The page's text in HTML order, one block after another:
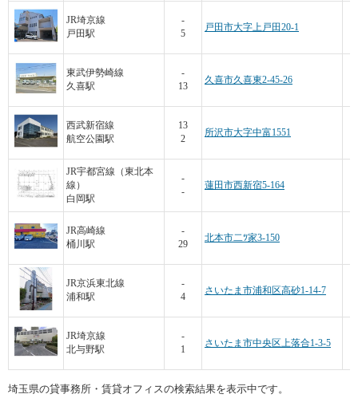
JR埼京線
戸田駅
-
5
戸田市大字上戸田20-1
東武伊勢崎線
久喜駅
-
13
久喜市久喜東2-45-26
西武新宿線
航空公園駅
13
2
所沢市大字中富1551
JR宇都宮線（東北本
線）
白岡駅
-
-
蓮田市西新宿5-164
JR高崎線
桶川駅
-
29
北本市二ﾂ家3-150
JR京浜東北線
浦和駅
-
4
さいたま市浦和区高砂1-14-7
JR埼京線
北与野駅
-
1
さいたま市中央区上落合1-3-5
埼玉県の貸事務所・賃貸オフィスの検索結果を表示中です。